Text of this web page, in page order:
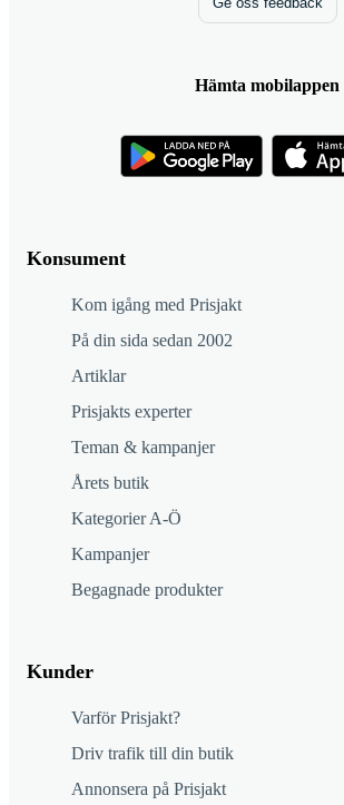
Konsument
Kom igång med Prisjakt
På din sida sedan 2002
Artiklar
Prisjakts experter
Teman & kampanjer
Årets butik
Kategorier A-Ö
Kampanjer
Begagnade produkter
Kunder
Varför Prisjakt?
Driv trafik till din butik
Annonsera på Prisjakt
Hämta mobilappen